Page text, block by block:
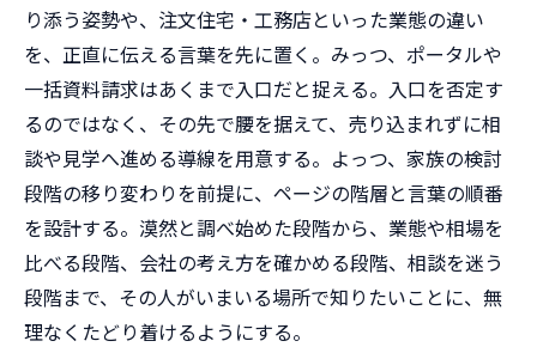
り添う姿勢や、注文住宅・工務店といった業態の違い
を、正直に伝える言葉を先に置く。みっつ、ポータルや
一括資料請求はあくまで入口だと捉える。入口を否定す
るのではなく、その先で腰を据えて、売り込まれずに相
談や見学へ進める導線を用意する。よっつ、家族の検討
段階の移り変わりを前提に、ページの階層と言葉の順番
を設計する。漠然と調べ始めた段階から、業態や相場を
比べる段階、会社の考え方を確かめる段階、相談を迷う
段階まで、その人がいまいる場所で知りたいことに、無
理なくたどり着けるようにする。